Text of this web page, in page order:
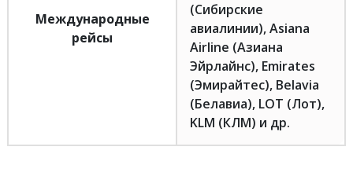
Международные
рейсы
(Сибирские
авиалинии), Asiana
Airline (Азиана
Эйрлайнс), Emirates
(Эмирайтес), Belavia
(Белавиа), LOT (Лот),
KLM (КЛМ) и др.